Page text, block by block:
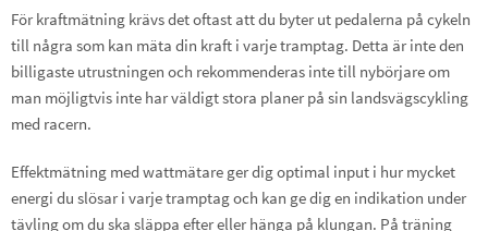
För kraftmätning krävs det oftast att du byter ut pedalerna på cykeln
till några som kan mäta din kraft i varje tramptag. Detta är inte den
billigaste utrustningen och rekommenderas inte till nybörjare om
man möjligtvis inte har väldigt stora planer på sin landsvägscykling
med racern.
Effektmätning med wattmätare ger dig optimal input i hur mycket
energi du slösar i varje tramptag och kan ge dig en indikation under
tävling om du ska släppa efter eller hänga på klungan. På träning